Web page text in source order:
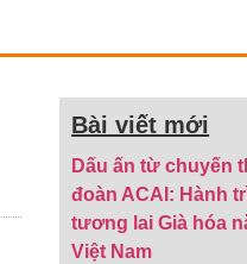
Bài viết mới
Dấu ấn từ chuyến
đoàn ACAI: Hành
tương lai Già hóa
Việt Nam